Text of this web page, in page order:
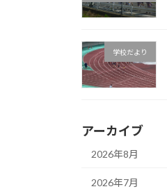
学校だより
アーカイブ
2026年8月
2026年7月